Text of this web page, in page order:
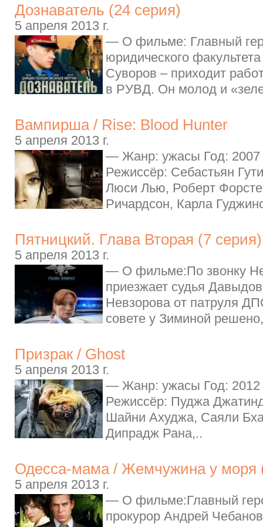
Дознаватель (24 серия)
5 апреля 2013 г.
— О фильме: Главный
юридического
Суворов – приходит
в РУВД. Он молод и
Вампирша / Rise: Blood Hunter
5 апреля 2013 г.
— Жанр: ужасы Год:
Режиссёр: Себастьян
Люси Лью, Роберт
Ричардсон, Карла
Пятницкий. Глава Вторая (7
5 апреля 2013 г.
— О фильме:По звонку
приезжает судья
Невзорова от патруля
совете у Зиминой
Призрак / Ghost
5 апреля 2013 г.
— Жанр: ужасы Год: 2012
Режиссёр: Пуджа
Шайни Ахуджа, Саяли
Дипрадж Рана,..
Одесса-мама / Жемчужина у моря
5 апреля 2013 г.
— О фильме:Главный
прокурор Андрей